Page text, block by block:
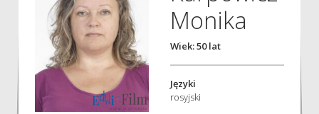
Monika
Wiek: 50 lat
Języki
rosyjski